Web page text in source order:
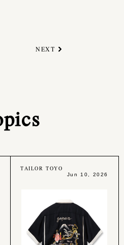
NEXT
TAILOR TOYO
Jun 10, 2026